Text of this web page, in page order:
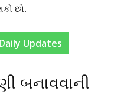
છો.
Updates
બનાવવાની